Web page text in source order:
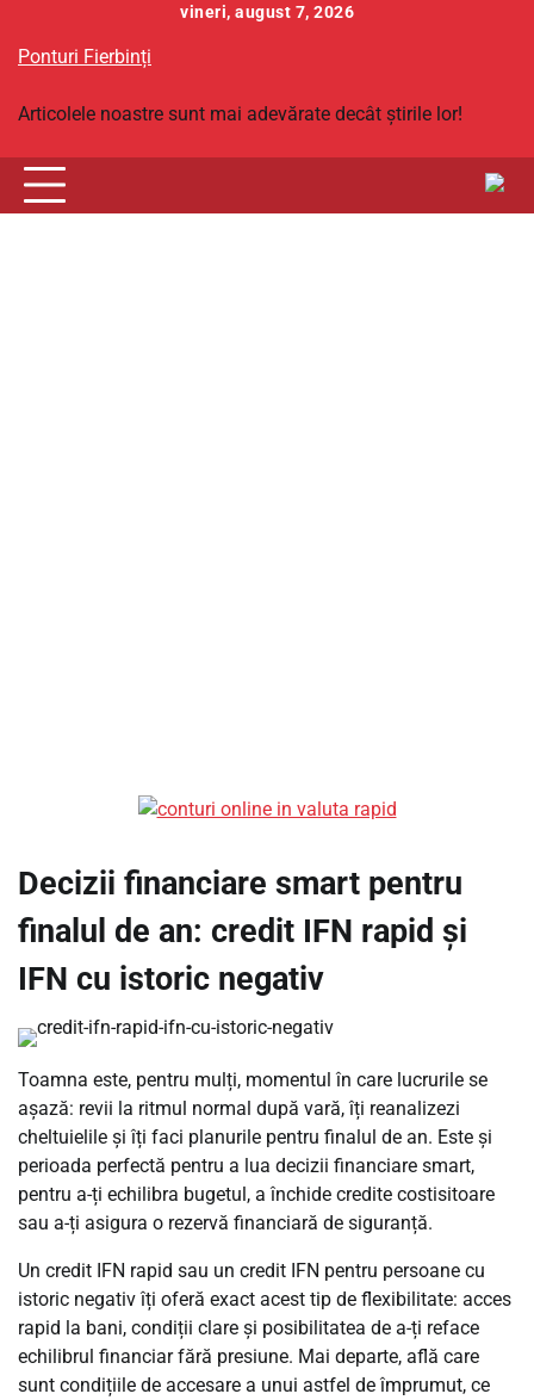
content
vineri, august 7, 2026
Ponturi Fierbinți
Articolele noastre sunt mai adevărate decât știrile lor!
Decizii financiare smart pentru
finalul de an: credit IFN rapid și
IFN cu istoric negativ
Toamna este, pentru mulți, momentul în care lucrurile se
așază: revii la ritmul normal după vară, îți reanalizezi
cheltuielile și îți faci planurile pentru finalul de an. Este și
perioada perfectă pentru a lua decizii financiare smart,
pentru a-ți echilibra bugetul, a închide credite costisitoare
sau a-ți asigura o rezervă financiară de siguranță.
Un credit IFN rapid sau un credit IFN pentru persoane cu
istoric negativ îți oferă exact acest tip de flexibilitate: acces
rapid la bani, condiții clare și posibilitatea de a-ți reface
echilibrul financiar fără presiune. Mai departe, află care
sunt condițiile de accesare a unui astfel de împrumut, ce